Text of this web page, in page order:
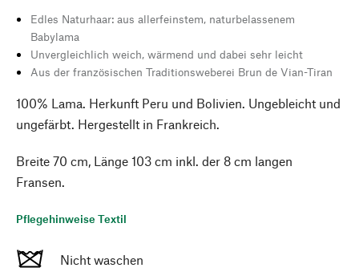
Edles Naturhaar: aus allerfeinstem, naturbelassenem
Babylama
Unvergleichlich weich, wärmend und dabei sehr leicht
Aus der französischen Traditionsweberei Brun de Vian-Tiran
100% Lama. Herkunft Peru und Bolivien. Ungebleicht und
ungefärbt. Hergestellt in Frankreich.
Breite 70 cm, Länge 103 cm inkl. der 8 cm langen
Fransen.
Pflegehinweise Textil
Nicht waschen